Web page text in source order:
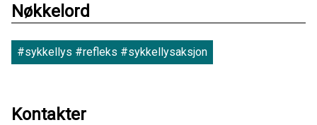
Nøkkelord
#sykkellys #refleks #sykkellysaksjon
Kontakter